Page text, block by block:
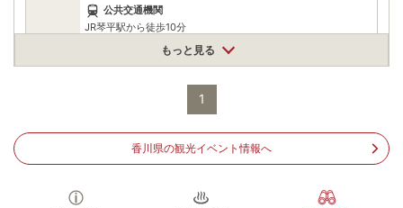
公共交通機関
JR琴平駅から徒歩10分
問合せください。
※ 料金情報は税込・税抜表記が混ざっております。正しい金額はご利用前にご
自身でお問合せください。
もっと見る
1
香川県の観光イベント情報へ